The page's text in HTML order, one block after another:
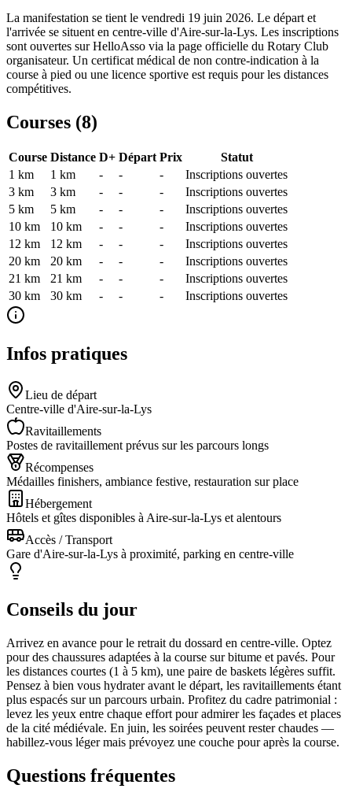
La manifestation se tient le vendredi 19 juin 2026. Le départ et
l'arrivée se situent en centre-ville d'Aire-sur-la-Lys. Les inscriptions
sont ouvertes sur HelloAsso via la page officielle du Rotary Club
organisateur. Un certificat médical de non contre-indication à la
course à pied ou une licence sportive est requis pour les distances
compétitives.
Courses (8)
Course Distance D+ Départ Prix
Statut
1 km
1 km - - -
Inscriptions ouvertes
3 km
3 km - - -
Inscriptions ouvertes
5 km
5 km - - -
Inscriptions ouvertes
10 km
10 km - - -
Inscriptions ouvertes
12 km
12 km - - -
Inscriptions ouvertes
20 km
20 km - - -
Inscriptions ouvertes
21 km
21 km - - -
Inscriptions ouvertes
30 km
30 km - - - Inscriptions ouvertes
Infos pratiques
Lieu de départ
Centre-ville d'Aire-sur-la-Lys
Ravitaillements
Postes de ravitaillement prévus sur les parcours longs
Récompenses
Médailles finishers, ambiance festive, restauration sur place
Hébergement
Hôtels et gîtes disponibles à Aire-sur-la-Lys et alentours
Accès / Transport
Gare d'Aire-sur-la-Lys à proximité, parking en centre-ville
Conseils du jour
Arrivez en avance pour le retrait du dossard en centre-ville. Optez
pour des chaussures adaptées à la course sur bitume et pavés. Pour
les distances courtes (1 à 5 km), une paire de baskets légères suffit.
Pensez à bien vous hydrater avant le départ, les ravitaillements étant
plus espacés sur un parcours urbain. Profitez du cadre patrimonial :
levez les yeux entre chaque effort pour admirer les façades et places
de la cité médiévale. En juin, les soirées peuvent rester chaudes —
habillez-vous léger mais prévoyez une couche pour après la course.
Questions fréquentes